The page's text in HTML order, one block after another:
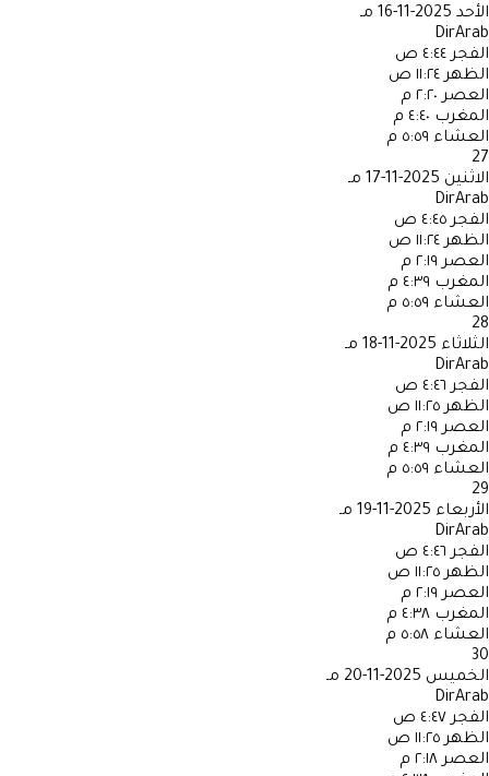
الأحد 2025-11-16 مـ
DirArab
الفجر ٤:٤٤ ص
الظهر ١١:٢٤ ص
العصر ٢:٢٠ م
المغرب ٤:٤٠ م
العشاء ٥:٥٩ م
27
الاثنين 2025-11-17 مـ
DirArab
الفجر ٤:٤٥ ص
الظهر ١١:٢٤ ص
العصر ٢:١٩ م
المغرب ٤:٣٩ م
العشاء ٥:٥٩ م
28
الثلاثاء 2025-11-18 مـ
DirArab
الفجر ٤:٤٦ ص
الظهر ١١:٢٥ ص
العصر ٢:١٩ م
المغرب ٤:٣٩ م
العشاء ٥:٥٩ م
29
الأربعاء 2025-11-19 مـ
DirArab
الفجر ٤:٤٦ ص
الظهر ١١:٢٥ ص
العصر ٢:١٩ م
المغرب ٤:٣٨ م
العشاء ٥:٥٨ م
30
الخميس 2025-11-20 مـ
DirArab
الفجر ٤:٤٧ ص
الظهر ١١:٢٥ ص
العصر ٢:١٨ م